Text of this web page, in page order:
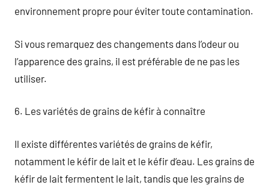
environnement propre pour éviter toute contamination.
Si vous remarquez des changements dans l’odeur ou
l’apparence des grains, il est préférable de ne pas les
utiliser.
6. Les variétés de grains de kéfir à connaître
Il existe différentes variétés de grains de kéfir,
notamment le kéfir de lait et le kéfir d’eau. Les grains de
kéfir de lait fermentent le lait, tandis que les grains de